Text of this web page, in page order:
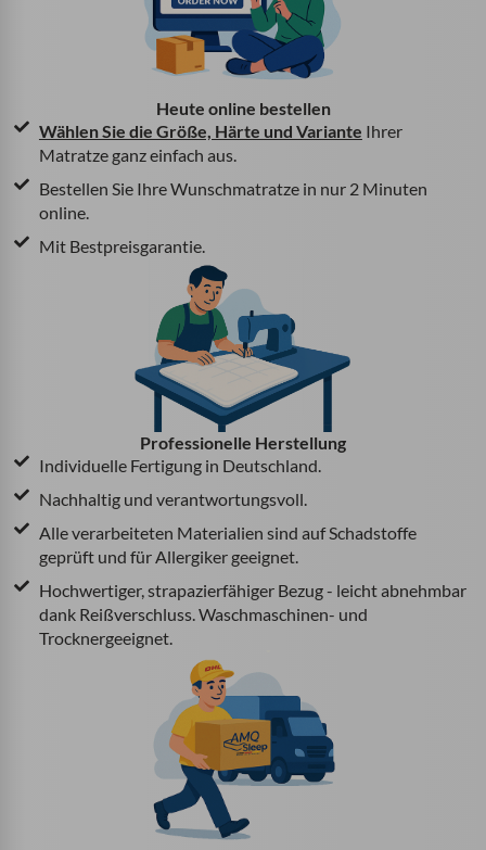
Heute online bestellen
Wählen Sie die Größe, Härte und Variante Ihrer
Matratze ganz einfach aus.
Bestellen Sie Ihre Wunschmatratze in nur 2 Minuten
online.
Mit Bestpreisgarantie.
Professionelle Herstellung
Individuelle Fertigung in Deutschland.
Nachhaltig und verantwortungsvoll.
Alle verarbeiteten Materialien sind auf Schadstoffe
geprüft und für Allergiker geeignet.
Hochwertiger, strapazierfähiger Bezug - leicht abnehmbar
dank Reißverschluss. Waschmaschinen- und
Trocknergeeignet.